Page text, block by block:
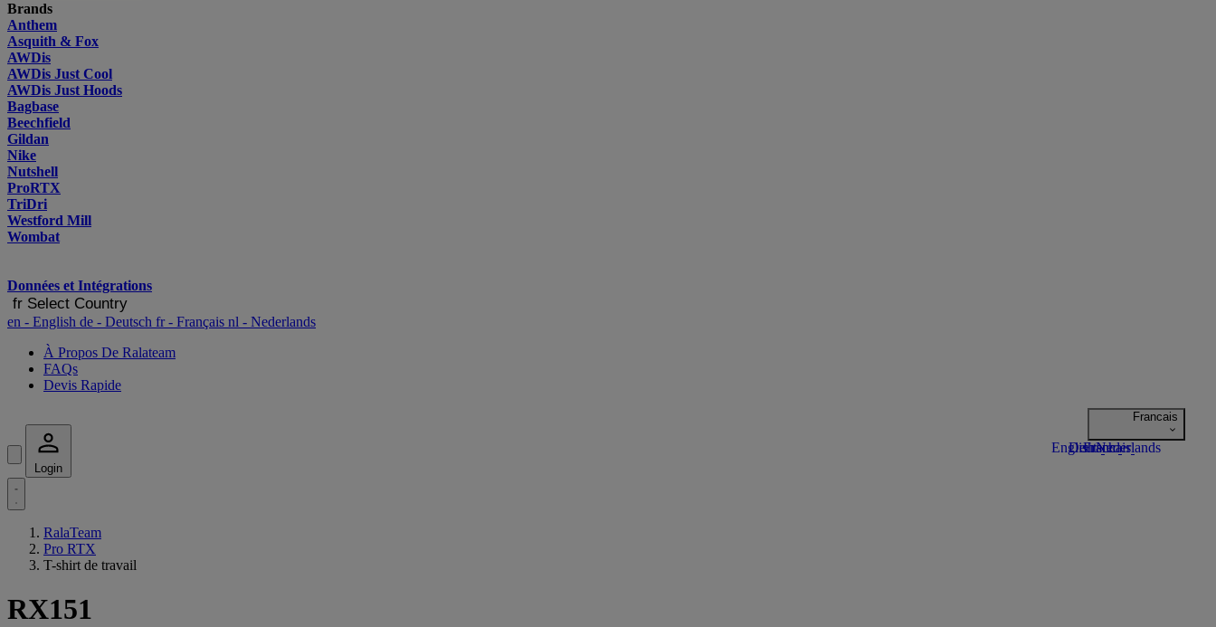
Brands
Anthem
Asquith & Fox
AWDis
AWDis Just Cool
AWDis Just Hoods
Bagbase
Beechfield
Gildan
Nike
Nutshell
ProRTX
TriDri
Westford Mill
Wombat
Données et Intégrations
fr Select Country
en - English de - Deutsch fr- Français nl - Nederlands
À Propos De Ralateam
FAQs
Devis Rapide
Login
RalaTeam
Pro RTX
T-shirt de travail
RX151